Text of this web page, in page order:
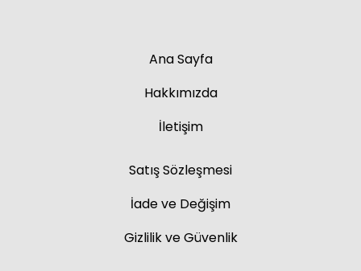
Ana Sayfa
Hakkımızda
İletişim
Satış Sözleşmesi
İade ve Değişim
Gizlilik ve Güvenlik